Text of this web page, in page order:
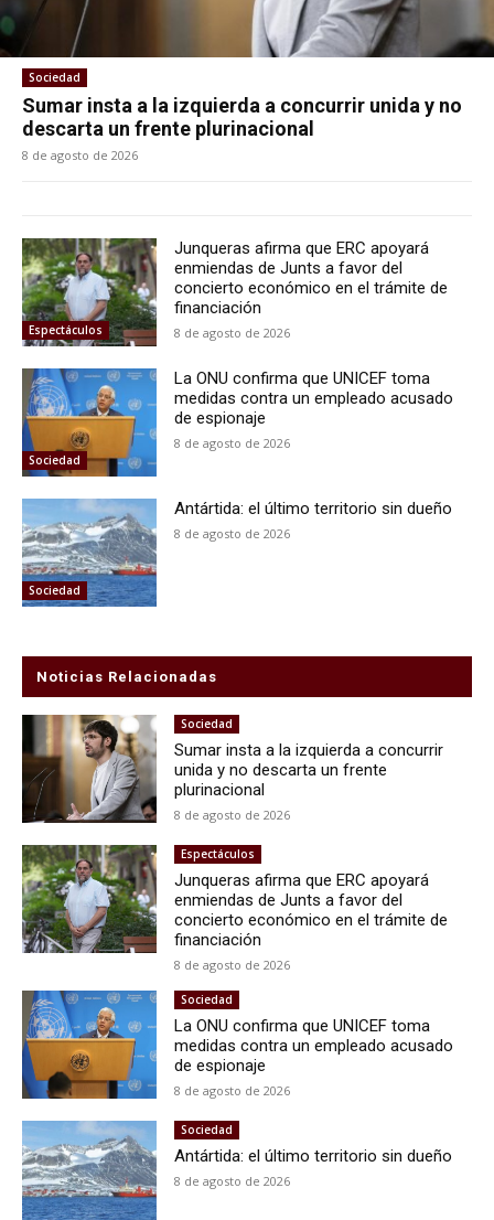
Sociedad
Sumar insta a la izquierda a concurrir unida y no
descarta un frente plurinacional
8 de agosto de 2026
Espectáculos
Junqueras afirma que ERC apoyará
enmiendas de Junts a favor del
concierto económico en el trámite de
financiación
8 de agosto de 2026
Sociedad
La ONU confirma que UNICEF toma
medidas contra un empleado acusado
de espionaje
8 de agosto de 2026
Sociedad
Antártida: el último territorio sin dueño
8 de agosto de 2026
Noticias Relacionadas
Sociedad
Sumar insta a la izquierda a concurrir
unida y no descarta un frente
plurinacional
8 de agosto de 2026
Espectáculos
Junqueras afirma que ERC apoyará
enmiendas de Junts a favor del
concierto económico en el trámite de
financiación
8 de agosto de 2026
Sociedad
La ONU confirma que UNICEF toma
medidas contra un empleado acusado
de espionaje
8 de agosto de 2026
Sociedad
Antártida: el último territorio sin dueño
8 de agosto de 2026